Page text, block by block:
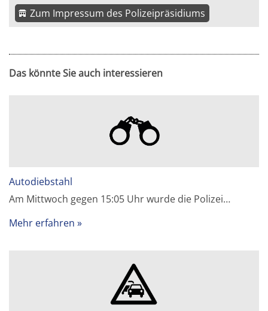
Zum Impressum des Polizeipräsidiums
Das könnte Sie auch interessieren
Autodiebstahl
Am Mittwoch gegen 15:05 Uhr wurde die Polizei…
Mehr erfahren